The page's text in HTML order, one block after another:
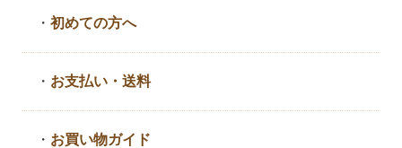
・初めての方へ
・ お支払い・送料
・ お買い物ガイド